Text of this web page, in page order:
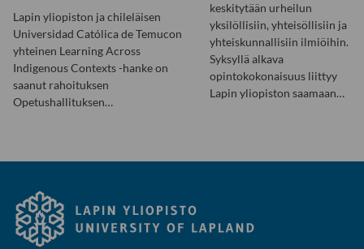
Lapin yliopiston ja chileläisen
Universidad Católica de Temucon
yhteinen Learning Across
Indigenous Contexts -hanke on
saanut rahoituksen
Opetushallituksen…
keskitytään urheilun
yksilöllisiin, yhteisöllisiin ja
yhteiskunnallisiin ilmiöihin.
Syksyllä alkava
opintokokonaisuus liittyy
Lapin yliopiston saamaan…